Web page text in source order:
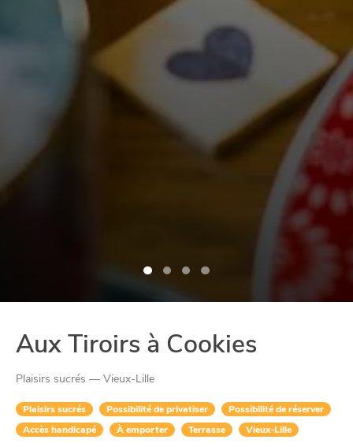
Aux Tiroirs à Cookies
Plaisirs sucrés — Vieux-Lille
Plaisirs sucrés Possibilité de privatiser
Possibilité de réserver
Accès handicapé
À emporter Terrasse Vieux-Lille